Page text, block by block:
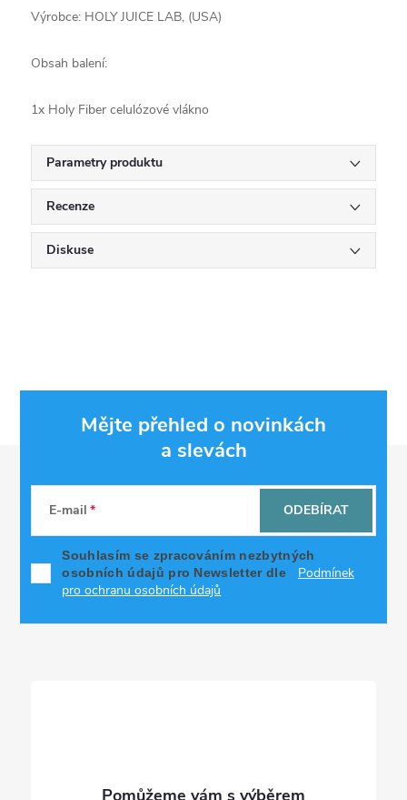
Výrobce: HOLY JUICE LAB, (USA)
Obsah balení:
1x Holy Fiber celulózové vlákno
Parametry produktu
Recenze
Diskuse
Mějte přehled o novinkách
a slevách
E-mail
Souhlasím se zpracováním nezbytných
osobních údajů pro Newsletter dle
Podmínek
pro ochranu osobních údajů
ODEBÍRAT